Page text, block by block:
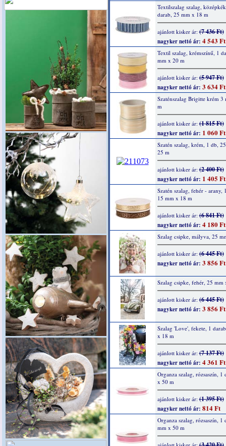
Textilszalag szalag,
darab, 25 mm x 18 m
ajánlott kisker ár:(7 436 Ft)
nagyker nettó ár: 4 543 Ft
Textil szalag, krémszínű, 1
mm x 20 m
ajánlott kisker ár:(5 947 Ft)
nagyker nettó ár: 3 634 Ft
Szaténszalag Brigitte krém 3
m
ajánlott kisker ár:(1 815 Ft)
nagyker nettó ár: 1 060 Ft
Szatén szalag, krém, 1 db,
25 m
ajánlott kisker ár:(2 400 Ft)
nagyker nettó ár: 1 405 Ft
Szatén szalag, fehér - arany,
15 mm x 18 m
ajánlott kisker ár:(6 841 Ft)
nagyker nettó ár: 4 180 Ft
Szalag csipke, mályva, 25
ajánlott kisker ár:(6 445 Ft)
nagyker nettó ár: 3 856 Ft
Szalag csipke, fehér, 25 mm
ajánlott kisker ár:(6 445 Ft)
nagyker nettó ár: 3 856 Ft
Szalag 'Love', fekete, 1
x 18 m
ajánlott kisker ár:(7 137 Ft)
nagyker nettó ár: 4 361 Ft
Organza szalag, rózsaszín, 1
x 50 m
ajánlott kisker ár:(1 395 Ft)
nagyker nettó ár: 814 Ft
Organza szalag, rózsaszín, 1
mm x 50 m